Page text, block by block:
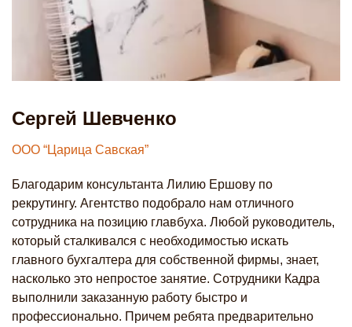
Сергей Шевченко
ООО “Царица Савская”
Благодарим консультанта Лилию Ершову по
рекрутингу. Агентство подобрало нам отличного
сотрудника на позицию главбуха. Любой руководитель,
который сталкивался с необходимостью искать
главного бухгалтера для собственной фирмы, знает,
насколько это непростое занятие. Сотрудники Кадра
выполнили заказанную работу быстро и
профессионально. Причем ребята предварительно